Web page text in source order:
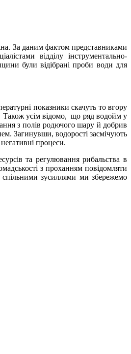
За даним фактом представниками
відділу інструментально-
були відібрані проби води для
показники скачуть то вгору
Також усім відомо, що ряд водойм у
з полів родючого шару й добрив
Загинувши, водорості засмічують
процеси.
та регулювання рибальства в
з проханням повідомляти
зусиллями ми збережемо